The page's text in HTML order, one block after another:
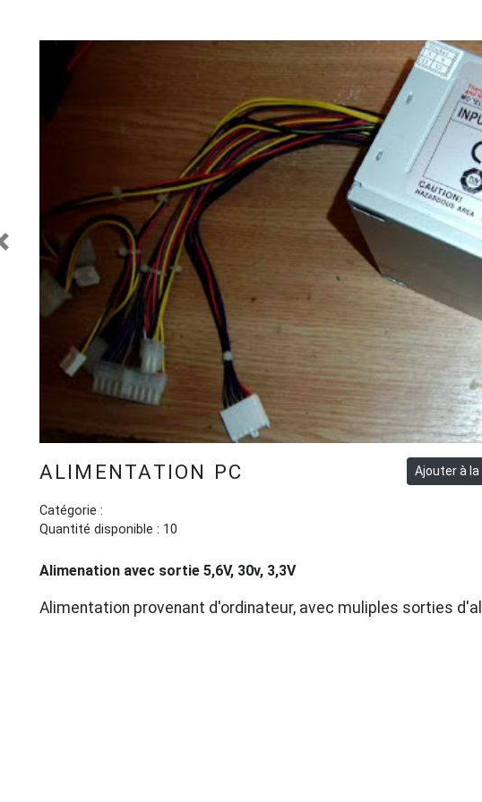
Previous
ALIMENTATION PC
Catégorie :
Quantité disponible : 10
Alimenation avec sortie 5,6V, 30v, 3,3V
Alimentation provenant d'ordinateur, avec muliples sorties